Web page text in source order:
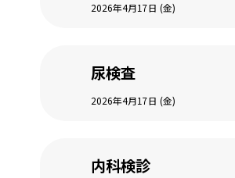
2026年4月17日 (金)
尿検査
2026年4月17日 (金)
内科検診